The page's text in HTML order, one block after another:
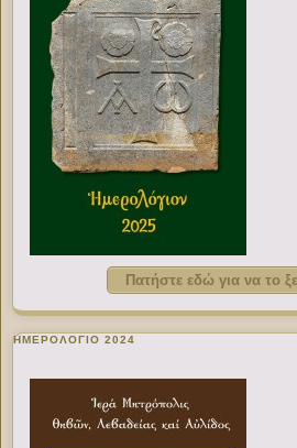
Πατήστε εδώ για να το
ΗΜΕΡΟΛΟΓΙΟ 2024